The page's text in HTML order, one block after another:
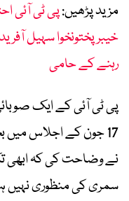
مزید پڑھیں:پی ٹی آئی
خیبرپختونخوا سہیل
رہنے کے حامی
پی ٹی آئی کے ایک
17 جون کے اجلاس میں
نے وضاحت کی کہ
سمری کی منظوری نہیں